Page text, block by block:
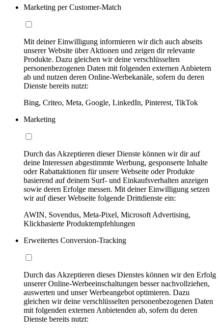
Marketing per Customer-Match
Mit deiner Einwilligung informieren wir dich auch abseits
unserer Website über Aktionen und zeigen dir relevante
Produkte. Dazu gleichen wir deine verschlüsselten
personenbezogenen Daten mit folgenden externen Anbietern
ab und nutzen deren Online-Werbekanäle, sofern du deren
Dienste bereits nutzt:
Bing, Criteo, Meta, Google, LinkedIn, Pinterest, TikTok
Marketing
Durch das Akzeptieren dieser Dienste können wir dir auf
deine Interessen abgestimmte Werbung, gesponserte Inhalte
oder Rabattaktionen für unsere Webseite oder Produkte
basierend auf deinem Surf- und Einkaufsverhalten anzeigen
sowie deren Erfolge messen. Mit deiner Einwilligung setzen
wir auf dieser Webseite folgende Drittdienste ein:
AWIN, Sovendus, Meta-Pixel, Microsoft Advertising,
Klickbasierte Produktempfehlungen
Erweitertes Conversion-Tracking
Durch das Akzeptieren dieses Dienstes können wir den Erfolg
unserer Online-Werbeeinschaltungen besser nachvollziehen,
auswerten und unser Werbeangebot optimieren. Dazu
gleichen wir deine verschlüsselten personenbezogenen Daten
mit folgenden externen Anbietenden ab, sofern du deren
Dienste bereits nutzt: